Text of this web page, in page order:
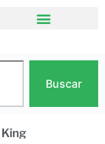
Buscar